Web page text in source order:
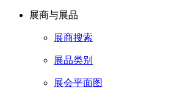
展商与展品
展商搜索
展品类别
展会平面图